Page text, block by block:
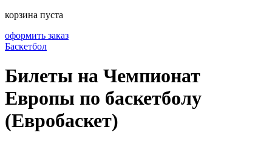
корзина пуста
оформить заказ
Баскетбол
Билеты на Чемпионат
Европы по баскетболу
(Евробаскет)